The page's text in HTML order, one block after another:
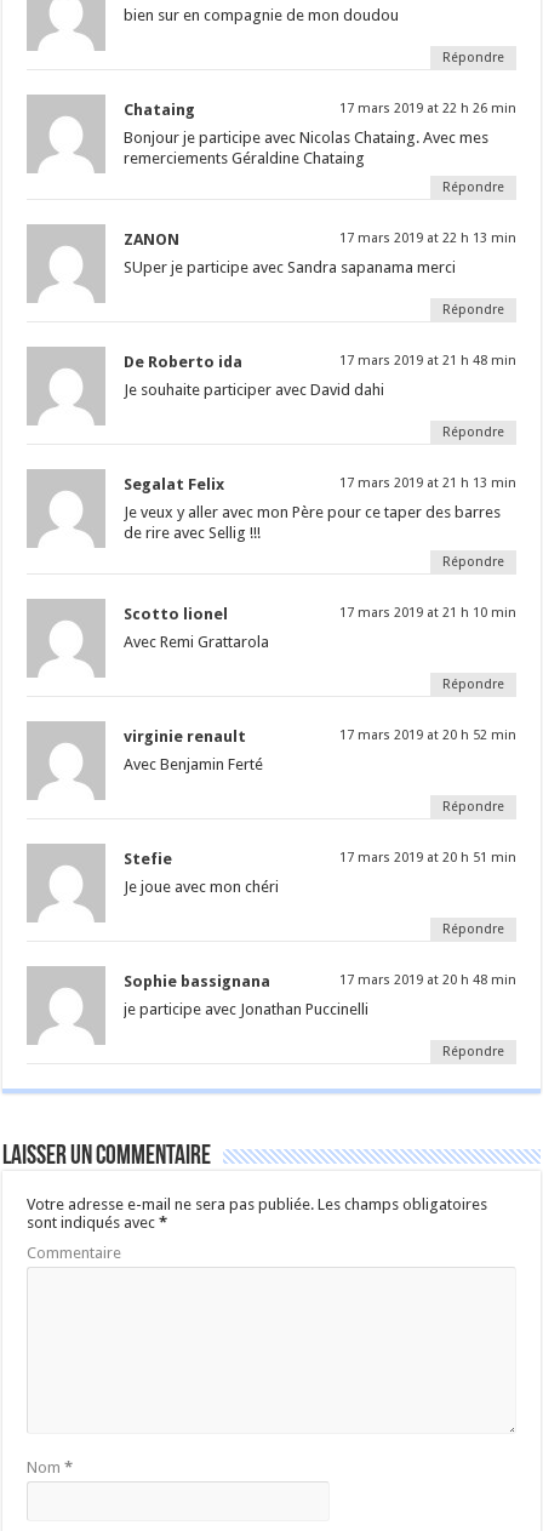
bien sur en compagnie de mon doudou
Répondre
Chataing 17 mars 2019 at 22 h 26 min
Bonjour je participe avec Nicolas Chataing. Avec mes
remerciements Géraldine Chataing
Répondre
ZANON 17 mars 2019 at 22 h 13 min
SUper je participe avec Sandra sapanama merci
Répondre
De Roberto ida 17 mars 2019 at 21 h 48 min
Je souhaite participer avec David dahi
Répondre
Segalat Felix 17 mars 2019 at 21 h 13 min
Je veux y aller avec mon Père pour ce taper des barres
de rire avec Sellig !!!
Répondre
Scotto lionel 17 mars 2019 at 21 h 10 min
Avec Remi Grattarola
Répondre
virginie renault 17 mars 2019 at 20 h 52 min
Avec Benjamin Ferté
Répondre
Stefie 17 mars 2019 at 20 h 51 min
Je joue avec mon chéri
Répondre
Sophie bassignana 17 mars 2019 at 20 h 48 min
je participe avec Jonathan Puccinelli
Répondre
Laisser un commentaire
Votre adresse e-mail ne sera pas publiée. Les champs obligatoires
sont indiqués avec*
Commentaire
Nom*